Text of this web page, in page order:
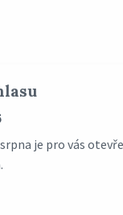
je pro vás